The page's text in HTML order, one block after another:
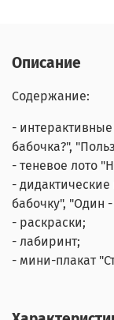
Описание
Содержание:
-
бабочка?",
- теневое лото
-
бабочку", "Один
- раскраски;
- лабиринт;
- мини-плакат